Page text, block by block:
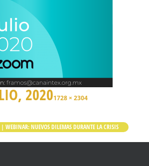
20201728 × 2304
WEBINAR: NUEVOS DILEMAS DURANTE LA CRISIS